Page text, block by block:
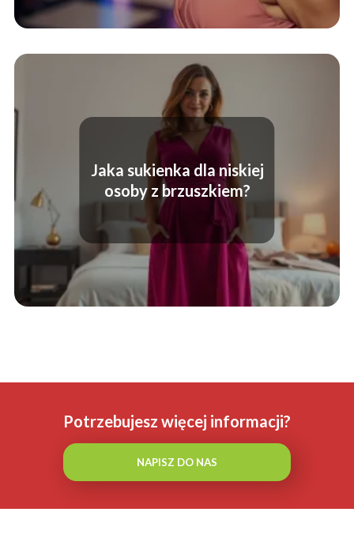
Jaka sukienka dla niskiej
osoby z brzuszkiem?
Potrzebujesz więcej informacji?
NAPISZ DO NAS